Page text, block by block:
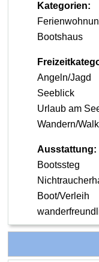
Kategorien:
Bootshaus
Angeln/Jagd
Seeblick
Urlaub am
Wandern/
Ausstattung:
Bootssteg
Boot/Verleih